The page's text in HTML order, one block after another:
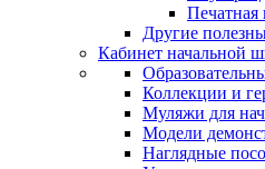
Печатная
Другие
Кабинет начальной
Коллекции и
Муляжи для
Модели
Наглядные